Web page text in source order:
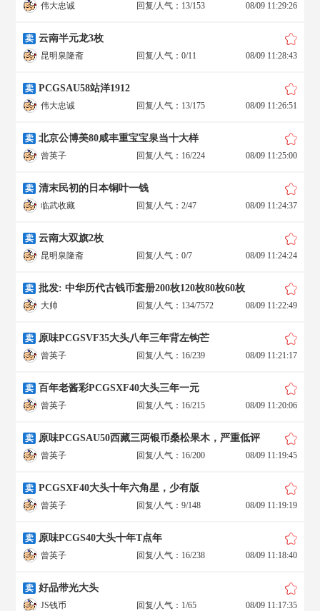
伟大忠诚 回复/人气：13/153 08/09 11:29:26
卖 云南半元龙3枚
昆明泉隆斋 回复/人气：0/11 08/09 11:28:43
卖 PCGSAU58站洋1912
伟大忠诚 回复/人气：13/175 08/09 11:26:51
卖 北京公博美80咸丰重宝宝泉当十大样
曾英子 回复/人气：16/224 08/09 11:25:00
卖 清末民初的日本铜叶一钱
临武收藏 回复/人气：2/47 08/09 11:24:37
卖 云南大双旗2枚
昆明泉隆斋 回复/人气：0/7 08/09 11:24:24
卖 批发: 中华历代古钱币套册200枚120枚80枚60枚
大帅 回复/人气：134/7572 08/09 11:22:49
卖 原味PCGSVF35大头八年三年背左钩芒
曾英子 回复/人气：16/239 08/09 11:21:17
卖 百年老酱彩PCGSXF40大头三年一元
曾英子 回复/人气：16/215 08/09 11:20:06
卖 原味PCGSAU50西藏三两银币桑松果木，严重低评
曾英子 回复/人气：16/200 08/09 11:19:45
卖 PCGSXF40大头十年六角星，少有版
曾英子 回复/人气：9/148 08/09 11:19:19
卖 原味PCGS40大头十年T点年
曾英子 回复/人气：16/238 08/09 11:18:40
卖 好品带光大头
JS钱币 回复/人气：1/65 08/09 11:17:35